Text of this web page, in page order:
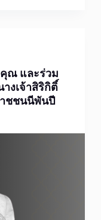
ณ และร่วม
งเจ้าสิริกิติ์
ชชนนีพันปี